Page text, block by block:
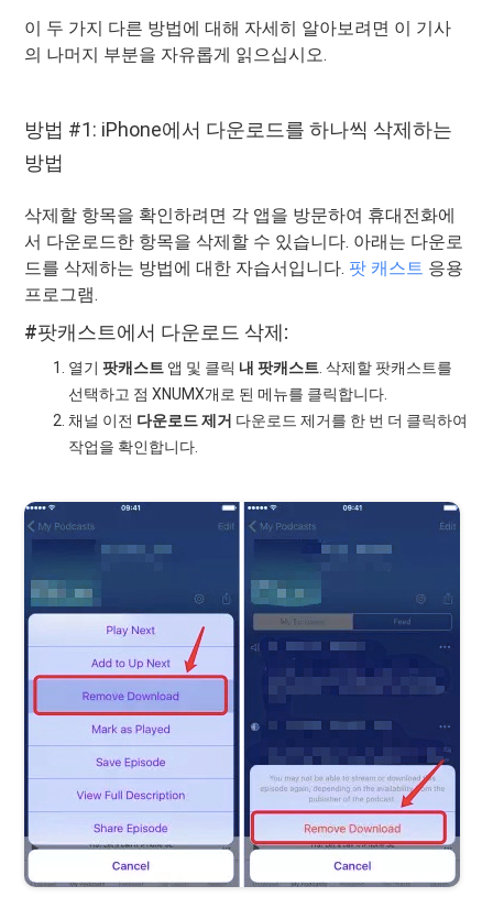
이 두 가지 다른 방법에 대해 자세히 알아보려면 이 기사
의 나머지 부분을 자유롭게 읽으십시오.
방법 #1: iPhone에서 다운로드를 하나씩 삭제하는
방법
삭제할 항목을 확인하려면 각 앱을 방문하여 휴대전화에
서 다운로드한 항목을 삭제할 수 있습니다. 아래는 다운로
드를 삭제하는 방법에 대한 자습서입니다. 팟 캐스트 응용
프로그램.
#팟캐스트에서 다운로드 삭제:
열기팟캐스트 앱 및 클릭 내 팟캐스트 . 삭제할 팟캐스트를
선택하고 점 XNUMX개로 된 메뉴를 클릭합니다.
채널 이전 다운로드 제거 다운로드 제거를 한 번 더 클릭하여
작업을 확인합니다.